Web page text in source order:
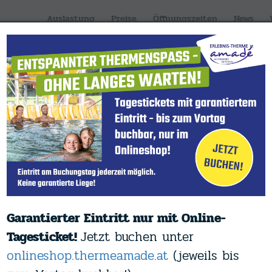
Auslastung Preise Öffnungszeiten News
BAD & SAUNA ANGEBOTE
Therme
im
Familie inmitten der
Garantierter Eintritt nur mit Online-
Tagesticket!Jetzt buchen unter
onlineshop.thermeamade.at(jeweils bis